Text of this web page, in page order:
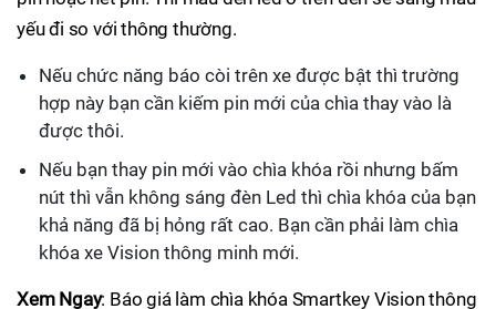
yếu đi so với thông thường.
Nếu chức năng báo còi trên xe được bật thì trường
hợp này bạn cần kiếm pin mới của chìa thay vào là
được thôi.
Nếu bạn thay pin mới vào chìa khóa rồi nhưng bấm
nút thì vẫn không sáng đèn Led thì chìa khóa của bạn
khả năng đã bị hỏng rất cao. Bạn cần phải làm chìa
khóa xe Vision thông minh mới.
Xem Ngay: Báo giá làm chìa khóa Smartkey Vision thông